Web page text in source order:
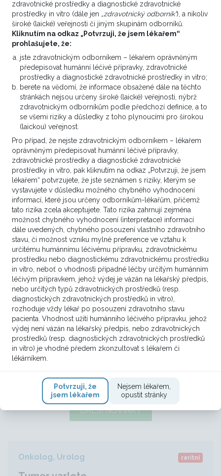
Setkání KOC a ROC v Plzni otevře
diskusi o návaznosti onkologické
péče
Screening rakoviny plic absolvovalo
od jeho spuštění téměř 30 tisíc
DALŠÍ NOVINKY
Onkolog, Urolog raritní
zdravotnické prostředky a diagnostické zdravotnické
prostředky in vitro (dále jen „zdravotnický odborník“), a nikoliv
široké (laické) veřejnosti či jiným skupinám odborníků.
Kliknutím na odkaz „Potvrzuji, že jsem lékařem“
prohlašujete, že:
jste zdravotnickým odborníkem – lékařem oprávněným
předepisovat humánní léčivé přípravky, zdravotnické
prostředky a diagnostické zdravotnické prostředky in vitro;
berete na vědomí, že informace obsažené dále na těchto
stránkách nejsou určeny široké (laické) veřejnosti, nýbrž
zdravotnickým odborníkům podle předchozí definice, a to
se všemi riziky a důsledky z toho plynoucími pro širokou
(laickou) veřejnost.
Pro případ, že nejste zdravotnickým odborníkem – lékařem
oprávněným předepisovat humánní léčivé přípravky,
zdravotnické prostředky a diagnostické zdravotnické
prostředky in vitro, pak kliknutím na odkaz „Potvrzuji, že jsem
lékařem“ potvrzujete, že jste seznámen s riziky, kterým se
vystavujete v důsledku možného chybného vyhodnocení
informací, které jsou určeny odborníkům-lékařům, přičemž
tato rizika zcela akceptujete. Tato rizika zahrnují zejména
možnost chybného vyhodnocení (interpretace) informací
dále uvedených, chybného posouzení vlastního zdravotního
stavu, či možnost vzniku mylné preference ve vztahu k
určitému humánnímu léčivému přípravku, zdravotnickému
prostředku nebo diagnostickému zdravotnickému prostředku
in vitro, neboť o vhodnosti případné léčby určitým humánním
léčivým přípravkem, jehož výdej je vázán na lékařský předpis,
nebo určitých typů zdravotnických prostředků (resp.
diagnostických zdravotnických prostředků in vitro),
rozhoduje vždy lékař po posouzení zdravotního stavu
pacienta. Vhodnost užití humánního léčivého přípravku, jehož
výdej není vázán na lékařský předpis, nebo zdravotnických
prostředků (resp. diagnostických zdravotnických prostředků
in vitro) je vhodné předem zkonzultovat s lékařem či
lékárníkem.
Potvrzuji, že
jsem lékařem
Nejsem lékařem,
opustit stránky